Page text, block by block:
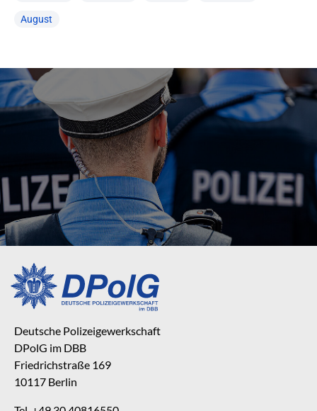
August
Deutsche Polizeigewerkschaft
DPolG im DBB
Friedrichstraße 169
10117 Berlin